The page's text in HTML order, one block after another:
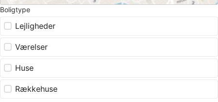
Boligtype
Lejligheder
Værelser
Huse
Rækkehuse